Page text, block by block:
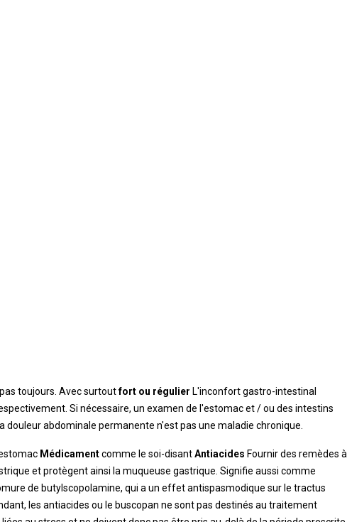
toujours. Avec surtoutfort ou régulier L'inconfort gastro-intestinal
Si nécessaire, un examen de l'estomac et / ou des intestins
douleur abdominale permanente n'est pas une maladie chronique.
Médicamentcomme le soi-disantAntiacides Fournir des remèdes à
et protègent ainsi la muqueuse gastrique. Signifie aussi comme
de butylscopolamine, qui a un effet antispasmodique sur le tractus
les antiacides ou le buscopan ne sont pas destinés au traitement